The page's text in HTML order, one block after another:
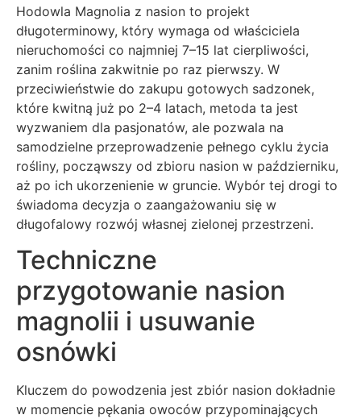
Hodowla Magnolia z nasion to projekt
długoterminowy, który wymaga od właściciela
nieruchomości co najmniej 7–15 lat cierpliwości,
zanim roślina zakwitnie po raz pierwszy. W
przeciwieństwie do zakupu gotowych sadzonek,
które kwitną już po 2–4 latach, metoda ta jest
wyzwaniem dla pasjonatów, ale pozwala na
samodzielne przeprowadzenie pełnego cyklu życia
rośliny, począwszy od zbioru nasion w październiku,
aż po ich ukorzenienie w gruncie. Wybór tej drogi to
świadoma decyzja o zaangażowaniu się w
długofalowy rozwój własnej zielonej przestrzeni.
Techniczne
przygotowanie nasion
magnolii i usuwanie
osnówki
Kluczem do powodzenia jest zbiór nasion dokładnie
w momencie pękania owoców przypominających